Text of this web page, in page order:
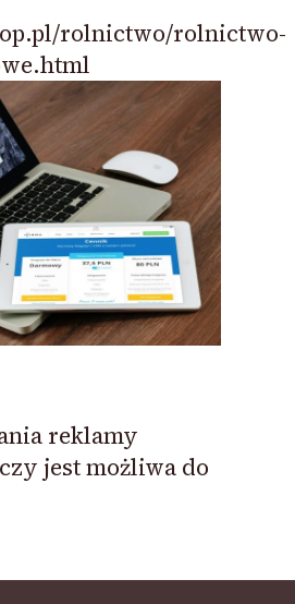
rolnictwo/rolnictwo-
reklamy
jest możliwa do